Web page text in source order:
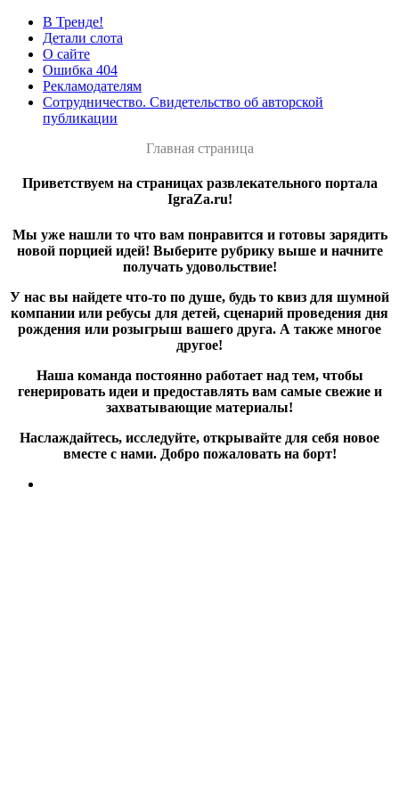
В Тренде!
Детали слота
О сайте
Ошибка 404
Рекламодателям
Сотрудничество. Свидетельство об авторской
публикации
Главная страница
Приветствуем на страницах развлекательного портала
IgraZa.ru!
Мы уже нашли то что вам понравится и готовы зарядить
новой порцией идей! Выберите рубрику выше и начните
получать удовольствие!
У нас вы найдете что-то по душе, будь то квиз для шумной
компании или ребусы для детей, сценарий проведения дня
рождения или розыгрыш вашего друга. А также многое
другое!
Наша команда постоянно работает над тем, чтобы
генерировать идеи и предоставлять вам самые свежие и
захватывающие материалы!
Наслаждайтесь, исследуйте, открывайте для себя новое
вместе с нами. Добро пожаловать на борт!